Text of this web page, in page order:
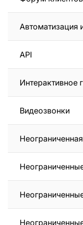
Автоматизация
API
Интерактивное
Видеозвонки